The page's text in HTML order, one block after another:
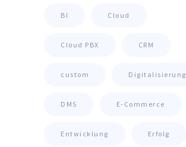
BI Cloud
Cloud PBX CRM
custom Digitalisierung
DMS E-Commerce
Entwicklung Erfolg